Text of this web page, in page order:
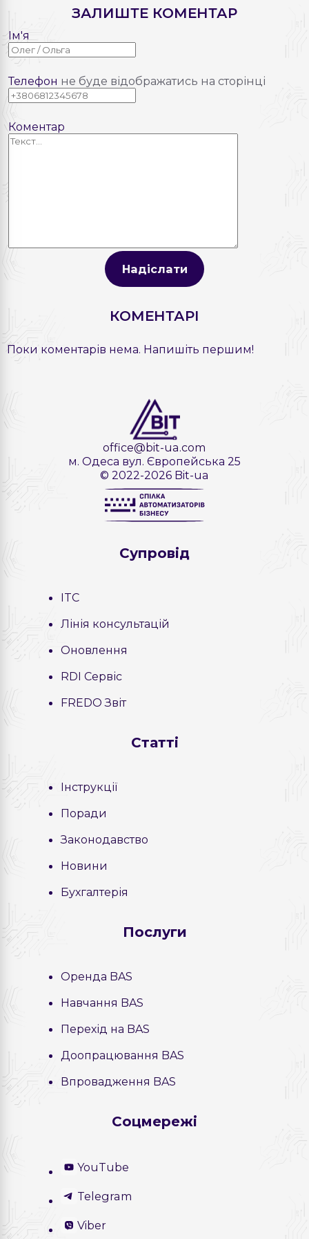
ЗАЛИШТЕ КОМЕНТАР
Ім'я
Телефон не буде відображатись на сторінці
Коментар
Надіслати
КОМЕНТАРІ
Поки коментарів нема. Напишіть першим!
office@bit-ua.com
м. Одеса вул. Європейська 25
© 2022-2026 Bit-ua
Cупровід
ITC
Лінія консультацій
Оновлення
RDI Сервіс
FREDO Звіт
Статті
Інструкції
Поради
Законодавство
Новини
Бухгалтерія
Послуги
Оренда BAS
Навчання BAS
Перехід на BAS
Доопрацювання BAS
Впровадження BAS
Соцмережі
YouTube
Telegram
Viber